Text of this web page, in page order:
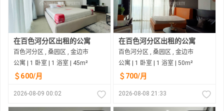
在百色河分区出租的公寓
百色河分区 , 桑园区 , 金边市
公寓 | 1 卧室 | 1 浴室 | 45m²
＄600/月
2026-08-09 00:02
在百色河分区出租的公寓
百色河分区 , 桑园区 , 金边市
公寓 | 1 卧室 | 1 浴室 | 50m²
＄700/月
2026-08-08 21:33